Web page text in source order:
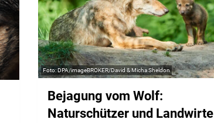
DPA/imageBROKER/David & Micha Sheldon
Bejagung vom Wolf:
Naturschützer und Landwirte